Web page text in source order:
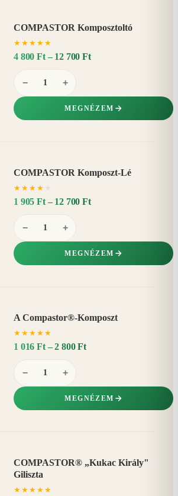
COMPASTOR Komposztoltó
★ ★ ★ ★ ★
4 800 Ft – 12 700 Ft
− +
MEGNÉZEM
COMPASTOR Komposzt-Lé
★ ★ ★ ★
1 905 Ft – 12 700 Ft
− +
MEGNÉZEM
A Compastor®-Komposzt
★ ★ ★ ★ ★
1 016 Ft – 2 800 Ft
− +
MEGNÉZEM
COMPASTOR® „Kukac Király"
Giliszta
★ ★ ★ ★ ★